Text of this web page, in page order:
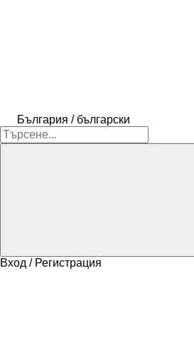
България / български
Вход / Регистрация